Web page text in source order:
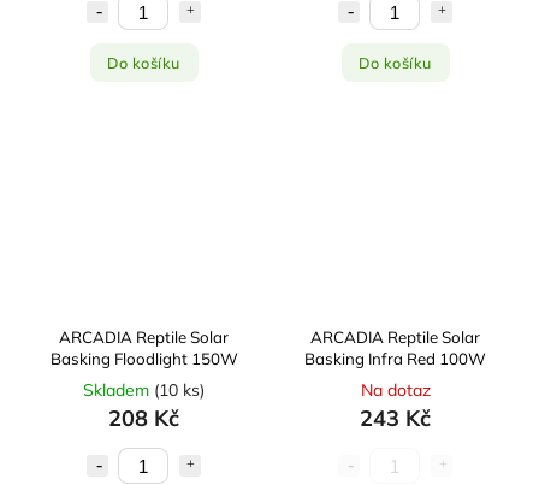
Do košíku Do košíku
ARCADIA Reptile Solar
Basking Floodlight 150W
Skladem (10 ks)
208 Kč
ARCADIA Reptile Solar
Basking Infra Red 100W
Na dotaz
243 Kč